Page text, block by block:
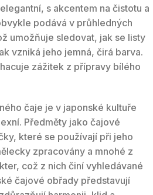
s akcentem na čistotu a
podává v průhledných
umožňuje sledovat, jak se listy
vzniká jeho jemná, čirá barva.
zážitek z přípravy bílého
čaje je v japonské kultuře
Předměty jako čajové
které se používají při jeho
zpracovány a mnohé z
což z nich činí vyhledávané
čajové obřady představují